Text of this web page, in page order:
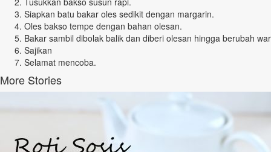
Siapkan batu bakar oles sedikit dengan margarin.
Oles bakso tempe dengan bahan olesan.
Bakar sambil dibolak balik dan diberi olesan hingga berubah
Sajikan
Selamat mencoba.
More Stories